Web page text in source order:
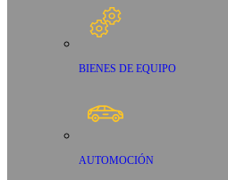
BIENES DE EQUIPO
AUTOMOCIÓN